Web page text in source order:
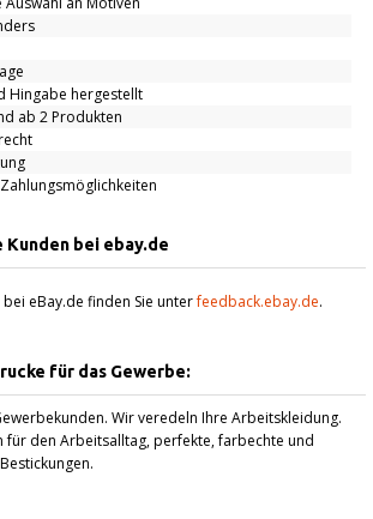
Hingabe hergestellt
ab 2 Produkten
Kunden bei ebay.de
eBay.de finden Sie unterfeedback.ebay.de.
für das Gewerbe:
Wir veredeln Ihre Arbeitskleidung.
für den Arbeitsalltag, perfekte, farbechte und